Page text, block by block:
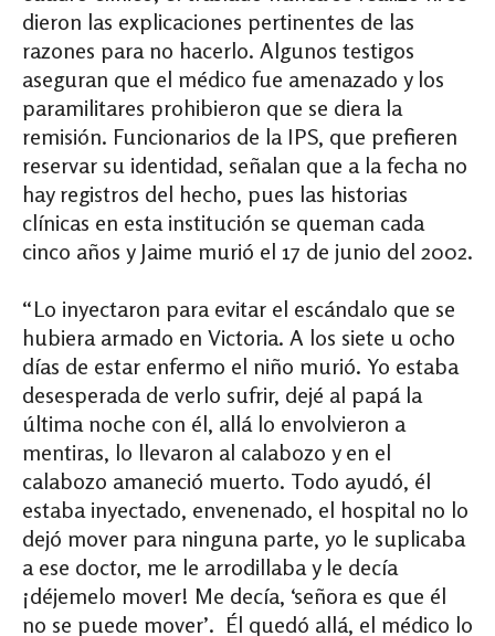
dieron las explicaciones pertinentes de las
razones para no hacerlo. Algunos testigos
aseguran que el médico fue amenazado y los
paramilitares prohibieron que se diera la
remisión. Funcionarios de la IPS, que prefieren
reservar su identidad, señalan que a la fecha no
hay registros del hecho, pues las historias
clínicas en esta institución se queman cada
cinco años y Jaime murió el 17 de junio del 2002.
“Lo inyectaron para evitar el escándalo que se
hubiera armado en Victoria. A los siete u ocho
días de estar enfermo el niño murió. Yo estaba
desesperada de verlo sufrir, dejé al papá la
última noche con él, allá lo envolvieron a
mentiras, lo llevaron al calabozo y en el
calabozo amaneció muerto. Todo ayudó, él
estaba inyectado, envenenado, el hospital no lo
dejó mover para ninguna parte, yo le suplicaba
a ese doctor, me le arrodillaba y le decía
¡déjemelo mover! Me decía, ‘señora es que él
no se puede mover’. Él quedó allá, el médico lo